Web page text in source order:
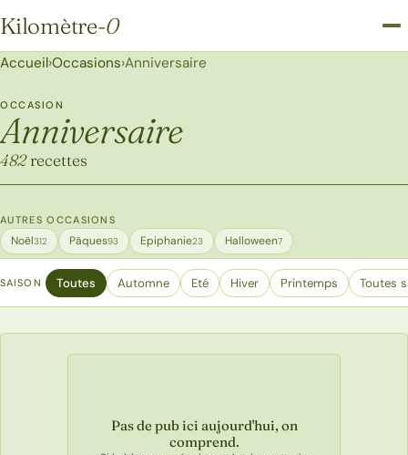
Kilomètre-0
Kilomètre-0
Accueil›Occasions›Anniversaire
OCCASION
Anniversaire
482recettes
AUTRES OCCASIONS
Noël312 Pâques93 Epiphanie23 Halloween7
SAISON Toutes Automne Eté Hiver Printemps Toutes
Pas de pub ici aujourd'hui, on
comprend.